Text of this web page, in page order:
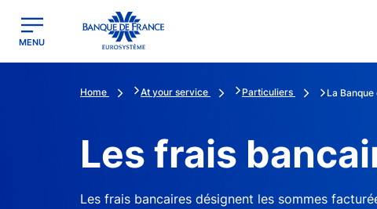
Banque de France - Menu Principal
MENU
Home At your service Particuliers La
Les frais
Les frais bancaires désignent les sommes